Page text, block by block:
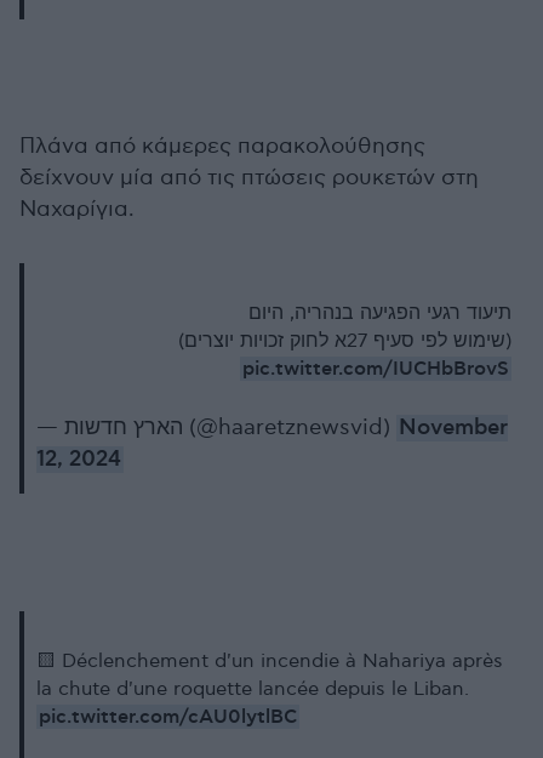
Πλάνα από κάμερες παρακολούθησης
δείχνουν μία από τις πτώσεις ρουκετών στη
Ναχαρίγια.
תיעוד רגעי הפגיעה בנהריה, היום
(שימוש לפי סעיף 27א לחוק זכויות יוצרים)
pic.twitter.com/IUCHbBrovS
— הארץ חדשות (@haaretznewsvid) November
12, 2024
🟨 Déclenchement d'un incendie à Nahariya après
la chute d'une roquette lancée depuis le Liban.
pic.twitter.com/cAU0lytlBC